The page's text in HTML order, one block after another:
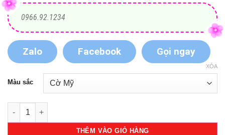
0966.92.1234
Zalo Facebook Gọi ngay
Màu sắc
XÓA
Ghế ngồi ô tô Gluck ZY02 số lượng
THÊM VÀO GIỎ HÀNG